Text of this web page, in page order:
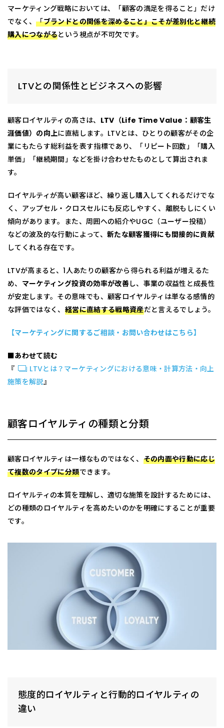
マーケティング戦略においては、「顧客の満足を得ること」だけ
でなく、「ブランドとの関係を深めること」こそが差別化と継続
購入につながるという視点が不可欠です。
LTVとの関係性とビジネスへの影響
顧客ロイヤルティの高さは、 LTV（Life Time Value：顧客生
涯価値）の向上に直結します。LTVとは、ひとりの顧客がその企
業にもたらす総利益を表す指標であり、「リピート回数」「購入
単価」「継続期間」などを掛け合わせたものとして算出されま
す。
ロイヤルティが高い顧客ほど、繰り返し購入してくれるだけでな
く、アップセル・クロスセルにも反応しやすく、離脱もしにくい
傾向があります。また、周囲への紹介やUGC（ユーザー投稿）
などの波及的な行動によって、 新たな顧客獲得にも間接的に貢献
してくれる存在です。
LTVが高まると、1人あたりの顧客から得られる利益が増えるた
め、 マーケティング投資の効率が改善し、事業の収益性と成長性
が安定します。その意味でも、顧客ロイヤルティは単なる感情的
な評価ではなく、 経営に直結する戦略資産だと言えるでしょう。
【マーケティングに関するご相談・お問い合わせはこちら】
■あわせて読む
『
LTVとは？マーケティングにおける意味・計算方法・向上
施策を解説』
顧客ロイヤルティの種類と分類
顧客ロイヤルティは一様なものではなく、 その内面や行動に応じ
て複数のタイプに分類できます。
ロイヤルティの本質を理解し、適切な施策を設計するためには、
どの種類のロイヤルティを高めたいのかを明確にすることが重要
です。
態度的ロイヤルティと行動的ロイヤルティの
違い